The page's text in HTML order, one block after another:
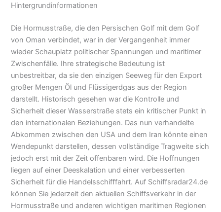
Hintergrundinformationen
Die Hormusstraße, die den Persischen Golf mit dem Golf
von Oman verbindet, war in der Vergangenheit immer
wieder Schauplatz politischer Spannungen und maritimer
Zwischenfälle. Ihre strategische Bedeutung ist
unbestreitbar, da sie den einzigen Seeweg für den Export
großer Mengen Öl und Flüssigerdgas aus der Region
darstellt. Historisch gesehen war die Kontrolle und
Sicherheit dieser Wasserstraße stets ein kritischer Punkt in
den internationalen Beziehungen. Das nun verhandelte
Abkommen zwischen den USA und dem Iran könnte einen
Wendepunkt darstellen, dessen vollständige Tragweite sich
jedoch erst mit der Zeit offenbaren wird. Die Hoffnungen
liegen auf einer Deeskalation und einer verbesserten
Sicherheit für die Handelsschifffahrt. Auf Schiffsradar24.de
können Sie jederzeit den aktuellen Schiffsverkehr in der
Hormusstraße und anderen wichtigen maritimen Regionen